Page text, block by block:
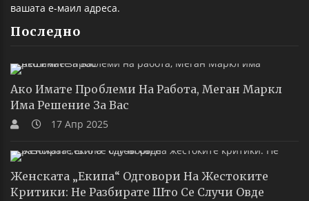
вашата е-маил адреса.
Последно
Ако Имате Проблеми На Работа, Меган Маркл
Има Решение За Вас
17 Апр 2025
Женската „екипа“ Одговори На Жестоките
Критики: Не Разбирате Што Се Случи Овде